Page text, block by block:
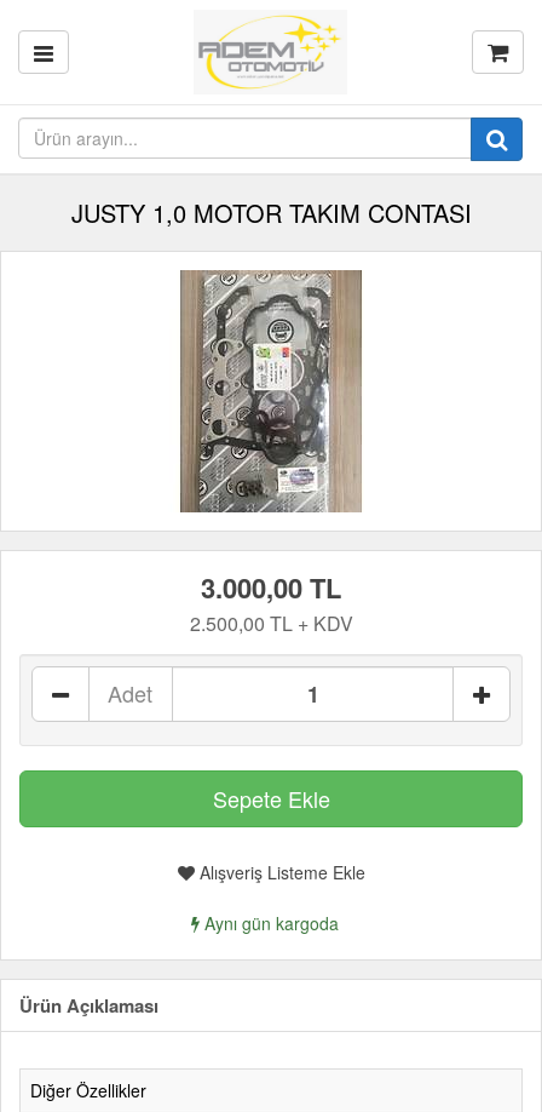
JUSTY 1,0 MOTOR TAKIM CONTASI
3.000,00 TL
2.500,00 TL + KDV
Adet
Alışveriş Listeme Ekle
Aynı gün kargoda
Ürün Açıklaması
Diğer Özellikler